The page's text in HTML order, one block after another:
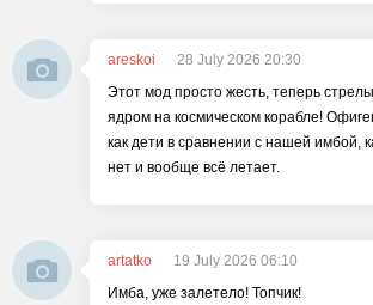
areskoi
28 July 2026 20:30
Этот мод просто жесть, теперь
ядром на космическом корабле!
как дети в сравнении с нашей имбой,
нет и вообще всё летает.
artatko
19 July 2026 06:10
Имба, уже залетело! Топчик!